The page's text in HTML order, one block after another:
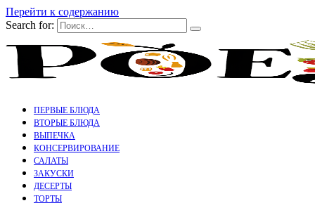
Перейти к содержанию
Search for:
ПЕРВЫЕ БЛЮДА
ВТОРЫЕ БЛЮДА
ВЫПЕЧКА
КОНСЕРВИРОВАНИЕ
САЛАТЫ
ЗАКУСКИ
ДЕСЕРТЫ
ТОРТЫ